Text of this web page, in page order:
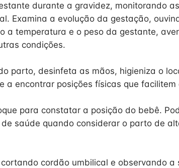
durante a gravidez, monitorando
Examina a evolução da gestação,
a temperatura e o peso da gestante,
condições.
parto, desinfeta as mãos, higieniza o
a encontrar posições físicas que facilitem
para constatar a posição do bebê.
saúde quando considerar o parto de
cordão umbilical e observando